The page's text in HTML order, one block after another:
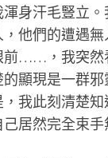
身汗毛豎立
他們的遭遇
前……，我突然
顯現是一群邪
我此刻清楚知
居然完全束手